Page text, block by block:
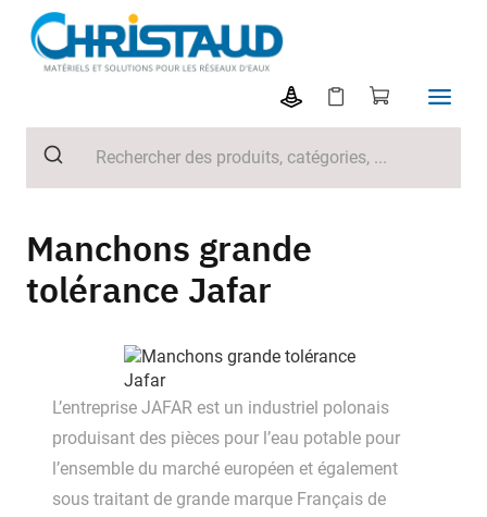
Manchons grande
tolérance Jafar
L’entreprise JAFAR est un industriel polonais
produisant des pièces pour l’eau potable pour
l’ensemble du marché européen et également
sous traitant de grande marque Français de